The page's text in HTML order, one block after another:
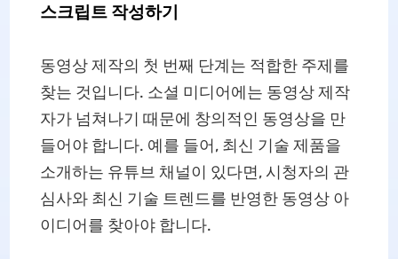
스크립트 작성하기
동영상 제작의 첫 번째 단계는 적합한 주제를
찾는 것입니다. 소셜 미디어에는 동영상 제작
자가 넘쳐나기 때문에 창의적인 동영상을 만
들어야 합니다. 예를 들어, 최신 기술 제품을
소개하는 유튜브 채널이 있다면, 시청자의 관
심사와 최신 기술 트렌드를 반영한 동영상 아
이디어를 찾아야 합니다.